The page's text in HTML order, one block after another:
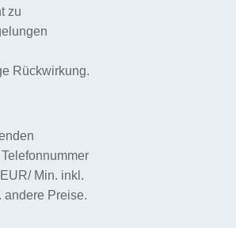
zu
Rückwirkung.
Min. inkl.
andere Preise.